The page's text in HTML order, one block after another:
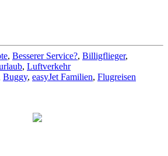
, Besserer Service?, Billigflieger,
, Luftverkehr
Buggy, easyJet Familien, Flugreisen